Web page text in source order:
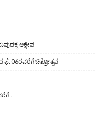
ಆಕ್ಷೇಪ
ಫೆ. 06ರವರೆಗೆ ಚಿತ್ರೋತ್ಸವ